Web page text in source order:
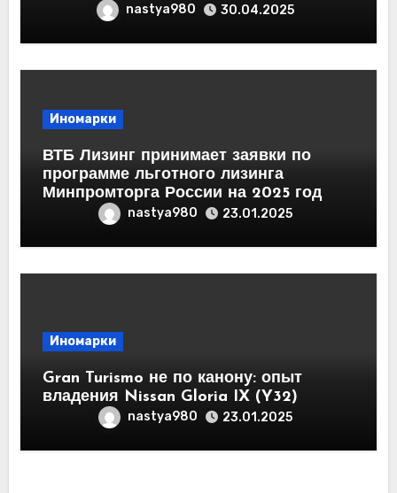
nastya980 30.04.2025
Иномарки
ВТБ Лизинг принимает заявки по
программе льготного лизинга
Минпромторга России на 2025 год
nastya980 23.01.2025
Иномарки
Gran Turismo не по канону: опыт
владения Nissan Gloria IX (Y32)
nastya980 23.01.2025